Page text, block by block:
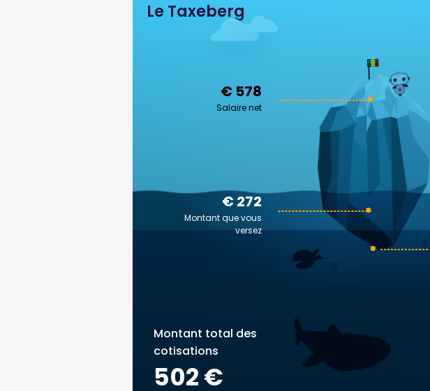
Le Taxeberg
€ 578
Salaire net
€ 272
Montant que vous
versez
Montant total des
cotisations
502 €